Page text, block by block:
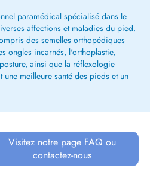
paramédical spécialisé dans le
affections et maladies du pied.
des semelles orthopédiques
ongles incarnés, l'orthoplastie,
ainsi que la réflexologie
une meilleure santé des pieds et un
Visitez notre page FAQ ou
contactez-nous